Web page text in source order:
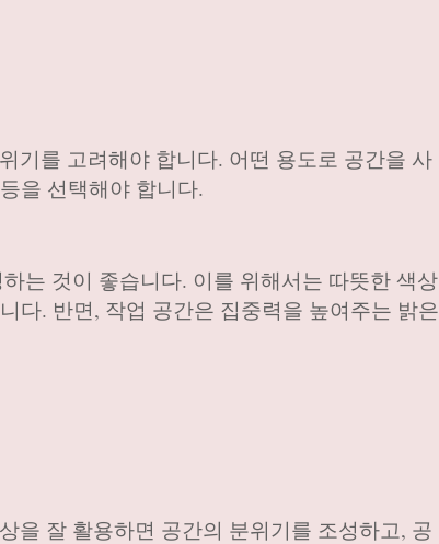
기를 고려해야 합니다. 어떤 용도로 공간을 사
을 선택해야 합니다.
는 것이 좋습니다. 이를 위해서는 따뜻한 색상
다. 반면, 작업 공간은 집중력을 높여주는 밝은
을 잘 활용하면 공간의 분위기를 조성하고, 공